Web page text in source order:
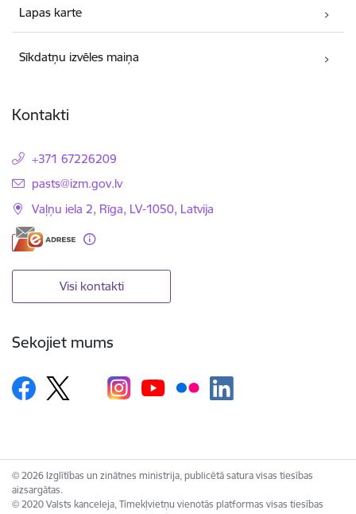
Lapas karte
Sīkdatņu izvēles maiņa
Kontakti
+371 67226209
E-pasts:
pasts@izm.gov.lv
Vaļņu iela 2, Rīga, LV-1050, Latvija
Visi kontakti
Sekojiet mums
© 2026 Izglītības un zinātnes ministrija, publicētā satura visas tiesības
aizsargātas.
© 2020 Valsts kanceleja, Tīmekļvietņu vienotās platformas visas tiesības